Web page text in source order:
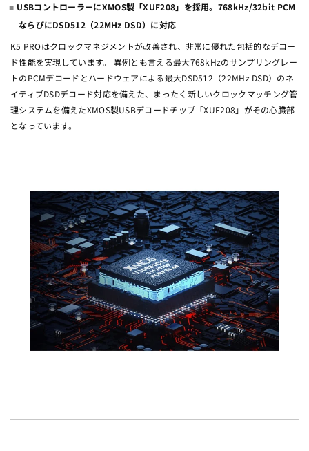
USBコントローラーにXMOS製「XUF208」を採用。768kHz/32bit PCM
ならびにDSD512（22MHz DSD）に対応
K5 PROはクロックマネジメントが改善され、非常に優れた包括的なデコー
ド性能を実現しています。 異例とも言える最大768kHzのサンプリングレー
トのPCMデコードとハードウェアによる最大DSD512（22MHz DSD）のネ
イティブDSDデコード対応を備えた、まったく新しいクロックマッチング管
理システムを備えたXMOS製USBデコードチップ「XUF208」がその心臓部
となっています。